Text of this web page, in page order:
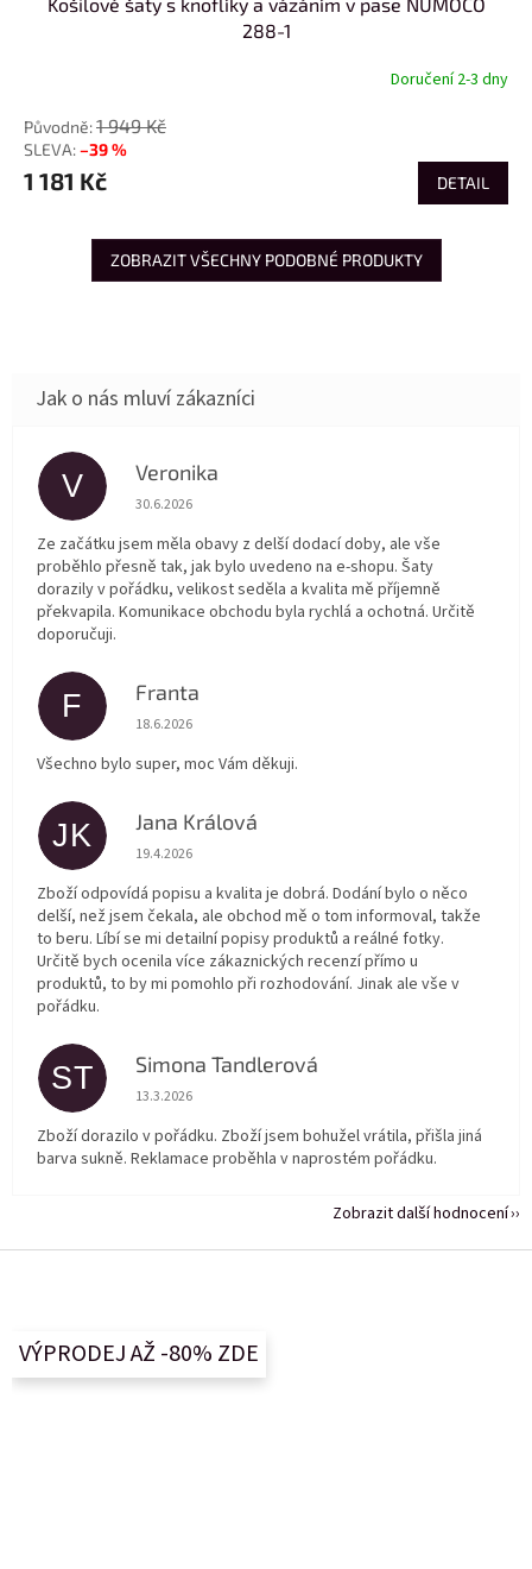
288-1
Doručení 2-3 dny
1 949 Kč
–39 %
1 181 Kč DETAIL
ZOBRAZIT VŠECHNY PODOBNÉ PRODUKTY
V Veronika
Hodnocení obchodu je 5 z 5 hvězdiček.
30.6.2026
Ze začátku jsem měla obavy z delší dodací doby, ale vše
proběhlo přesně tak, jak bylo uvedeno na e-shopu. Šaty
dorazily v pořádku, velikost seděla a kvalita mě příjemně
překvapila. Komunikace obchodu byla rychlá a ochotná. Určitě
doporučuji.
F Franta
Hodnocení obchodu je 5 z 5 hvězdiček.
18.6.2026
Všechno bylo super, moc Vám děkuji.
JK Jana Králová
Hodnocení obchodu je 5 z 5 hvězdiček.
19.4.2026
Zboží odpovídá popisu a kvalita je dobrá. Dodání bylo o něco
delší, než jsem čekala, ale obchod mě o tom informoval, takže
to beru. Líbí se mi detailní popisy produktů a reálné fotky.
Určitě bych ocenila více zákaznických recenzí přímo u
produktů, to by mi pomohlo při rozhodování. Jinak ale vše v
pořádku.
ST Simona Tandlerová
Hodnocení obchodu je 5 z 5 hvězdiček.
13.3.2026
Zboží dorazilo v pořádku. Zboží jsem bohužel vrátila, přišla jiná
barva sukně. Reklamace proběhla v naprostém pořádku.
Zobrazit další hodnocení
VÝPRODEJ AŽ -80% ZDE